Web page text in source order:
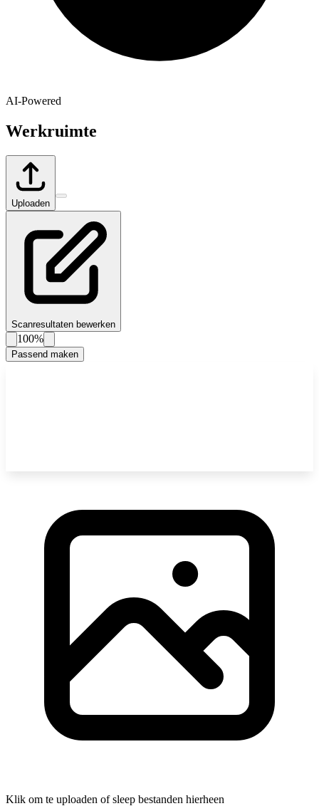
AI-Powered
Werkruimte
Uploaden
Scanresultaten bewerken
100%
Passend maken
Klik om te uploaden of sleep bestanden hierheen